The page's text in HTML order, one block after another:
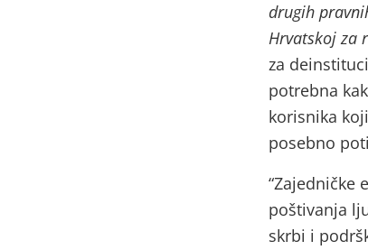
drugih
Hrvatskoj za
za
potrebna
korisnika
posebno
“Zajedničke
poštivanja
skrbi i